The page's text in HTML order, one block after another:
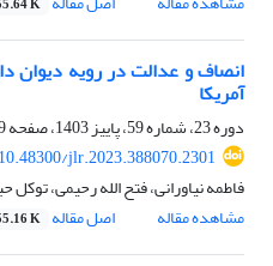
K
انصاف و عدالت در رویه دیوان
آمریکا
دوره 23، شماره 59، پاییز 1403، صفحه
10.48300/jlr.2023.388070.2301
فاطمه نیاورانی، فتح الله رحیمی، توکل
مشاهده مقاله
اصل مقاله K